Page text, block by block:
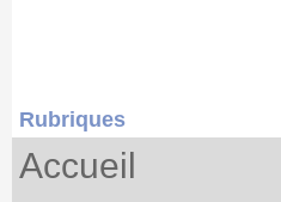
Rubriques
Accueil